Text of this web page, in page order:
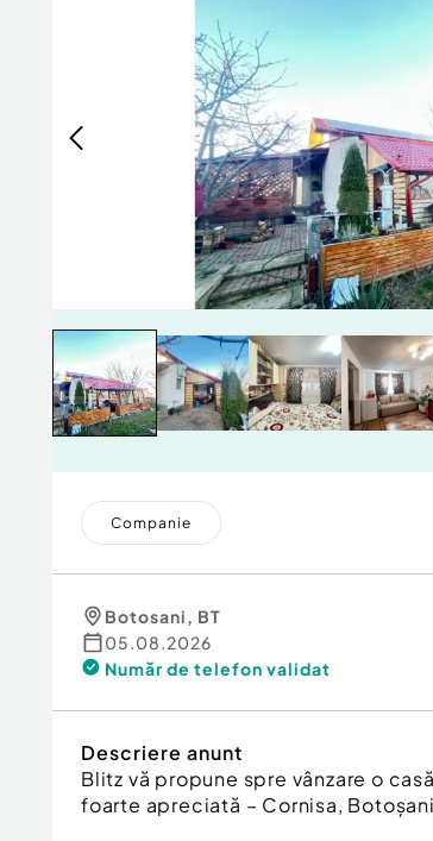
Companie
Botosani, BT
05.08.2026
Număr de telefon validat
Descriere anunt
Blitz vă propune spre vânzare o
foarte apreciată – Cornisa,